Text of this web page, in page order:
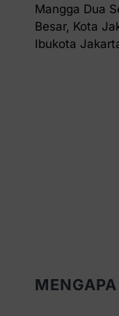
Mangga Dua
Besar, Kota
Ibukota